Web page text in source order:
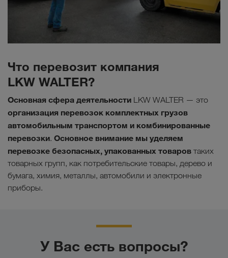
Что перевозит компания
LKW WALTER?
Основная сфера деятельности LKW WALTER — это
организация перевозок комплектных грузов
автомобильным транспортом и комбинированные
перевозки. Основное внимание мы уделяем
перевозке безопасных, упакованных товаров таких
товарных групп, как потребительские товары, дерево и
бумага, химия, металлы, автомобили и электронные
приборы.
У Вас есть вопросы?